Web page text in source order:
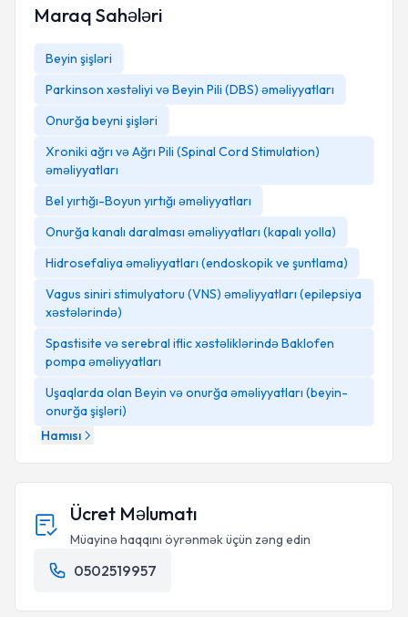
Maraq Sahələri
Beyin şişləri
Parkinson xəstəliyi və Beyin Pili (DBS) əməliyyatları
Onurğa beyni şişləri
Xroniki ağrı və Ağrı Pili (Spinal Cord Stimulation)
əməliyyatları
Bel yırtığı-Boyun yırtığı əməliyyatları
Onurğa kanalı daralması əməliyyatları (kapalı yolla)
Hidrosefaliya əməliyyatları (endoskopik ve şuntlama)
Vagus siniri stimulyatoru (VNS) əməliyyatları (epilepsiya
xəstələrində)
Spastisite və serebral iflic xəstəliklərində Baklofen
pompa əməliyyatları
Uşaqlarda olan Beyin və onurğa əməliyyatları (beyin-
onurğa şişləri)
Hamısı
Ücret Məlumatı
Müayinə haqqını öyrənmək üçün zəng edin
0502519957